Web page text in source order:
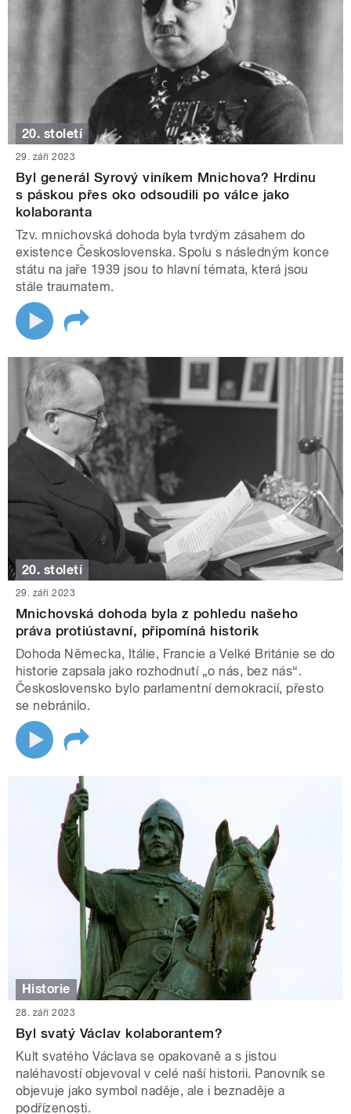
20. století
29. září 2023
Byl generál Syrový viníkem Mnichova? Hrdinu
s páskou přes oko odsoudili po válce jako
kolaboranta
Tzv. mnichovská dohoda byla tvrdým zásahem do
existence Československa. Spolu s následným konce
státu na jaře 1939 jsou to hlavní témata, která jsou
stále traumatem.
20. století
29. září 2023
Mnichovská dohoda byla z pohledu našeho
práva protiústavní, připomíná historik
Dohoda Německa, Itálie, Francie a Velké Británie se do
historie zapsala jako rozhodnutí „o nás, bez nás“.
Československo bylo parlamentní demokracií, přesto
se nebránilo.
Historie
28. září 2023
Byl svatý Václav kolaborantem?
Kult svatého Václava se opakovaně a s jistou
naléhavostí objevoval v celé naší historii. Panovník se
objevuje jako symbol naděje, ale i beznaděje a
podřízenosti.